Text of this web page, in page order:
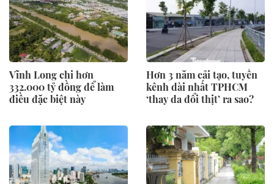
Vĩnh Long chi hơn
332.000 tỷ đồng để làm
điều đặc biệt này
Hơn 3 năm cải tạo, tuyến
kênh dài nhất TPHCM
‘thay da đổi thịt’ ra sao?